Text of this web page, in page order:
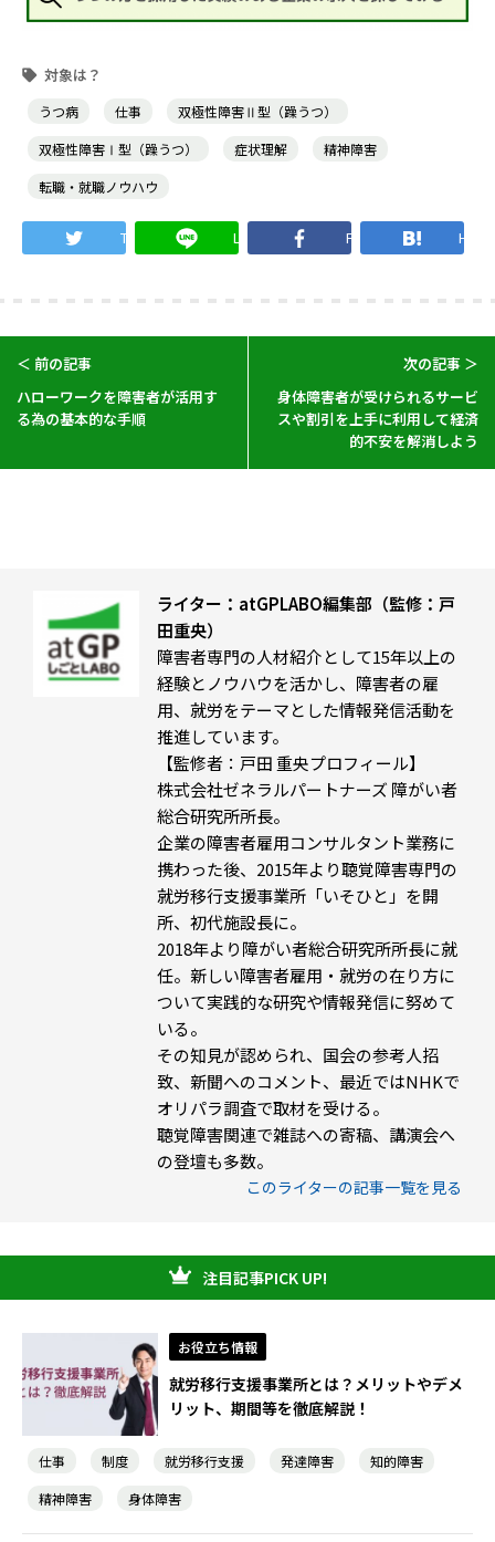
うつ病 仕事
双極性障害Ⅱ型（躁うつ）
双極性障害Ⅰ型（躁うつ）
症状理解
精神障害
転職・就職ノウハウ
Twitter LINE Facebook
＜ 前の記事
ハローワークを障害者が活用す
る為の基本的な手順
次の記事 ＞
身体障害者が受けられるサービ
スや割引を上手に利用して経済
的不安を解消しよう
ライター：atGPLABO編集部（監修：戸
田重央）
障害者専門の人材紹介として15年以上の
経験とノウハウを活かし、障害者の雇
用、就労をテーマとした情報発信活動を
推進しています。
【監修者：戸田 重央プロフィール】
株式会社ゼネラルパートナーズ 障がい者
総合研究所所長。
企業の障害者雇用コンサルタント業務に
携わった後、2015年より聴覚障害専門の
就労移行支援事業所「いそひと」を開
所、初代施設長に。
2018年より障がい者総合研究所所長に就
任。新しい障害者雇用・就労の在り方に
ついて実践的な研究や情報発信に努めて
いる。
その知見が認められ、国会の参考人招
致、新聞へのコメント、最近ではNHKで
オリパラ調査で取材を受ける。
聴覚障害関連で雑誌への寄稿、講演会へ
の登壇も多数。
このライターの記事一覧を見る
注目記事PICK UP!
お役立ち情報
就労移行支援事業所とは？メリットやデメ
リット、期間等を徹底解説！
仕事 制度 就労移行支援 発達障害
知的障害
精神障害
身体障害